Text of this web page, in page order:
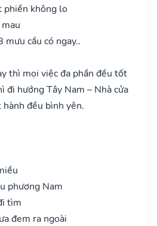
phiền không lo
cầu có ngay..
thì mọi việc đa phần đều tốt
đi hướng Tây Nam – Nhà cửa
đều bình yên.
phương Nam
tìm
đem ra ngoài